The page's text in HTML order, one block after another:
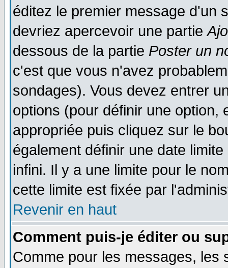
éditez le premier message d'un
devriez apercevoir une partie
dessous de la partie Poster un
c'est que vous n'avez
sondages). Vous devez entrer
options (pour définir une option,
appropriée puis cliquez sur le
également définir une date
infini. Il y a une limite pour le
cette limite est fixée par
Revenir en haut
Comment puis-je éditer ou
Comme pour les messages, les